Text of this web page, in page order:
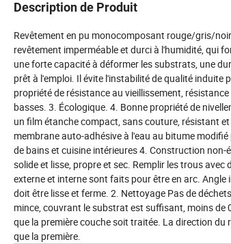
Description de Produit
Revêtement en pu monocomposant rouge/gris/
revêtement imperméable et durci à l'humidité, qui
une forte capacité à déformer les substrats, une
prêt à l'emploi. Il évite l'instabilité de qualité
propriété de résistance au vieillissement,
basses. 3. Écologique. 4. Bonne propriété de
un film étanche compact, sans couture, résistant
membrane auto-adhésive à l'eau au bitume
de bains et cuisine intérieures 4. Construction
solide et lisse, propre et sec. Remplir les trous
externe et interne sont faits pour être en arc.
doit être lisse et ferme. 2. Nettoyage Pas de
mince, couvrant le substrat est suffisant, moins de
que la première couche soit traitée. La direction
que la première.